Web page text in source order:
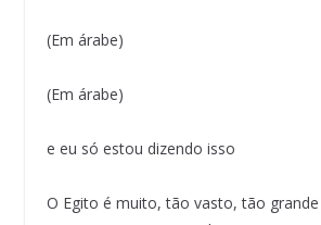
(Em árabe)
(Em árabe)
e eu só estou dizendo isso
O Egito é muito, tão vasto, tão